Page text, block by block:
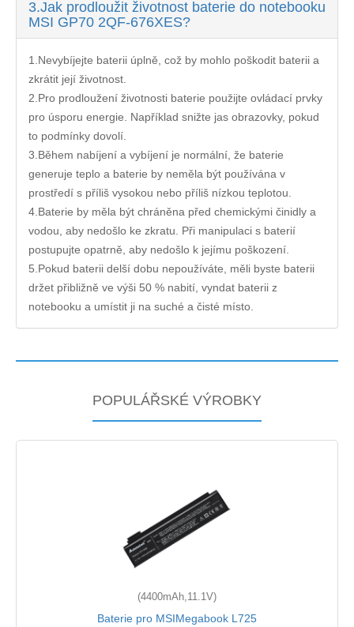
3.Jak prodloužit životnost baterie do notebooku
MSI GP70 2QF-676XES?
1.Nevybíjejte baterii úplně, což by mohlo poškodit baterii a
zkrátit její životnost.
2.Pro prodloužení životnosti baterie použijte ovládací prvky
pro úsporu energie. Například snižte jas obrazovky, pokud
to podmínky dovolí.
3.Během nabíjení a vybíjení je normální, že baterie
generuje teplo a baterie by neměla být používána v
prostředí s příliš vysokou nebo příliš nízkou teplotou.
4.Baterie by měla být chráněna před chemickými činidly a
vodou, aby nedošlo ke zkratu. Při manipulaci s baterií
postupujte opatrně, aby nedošlo k jejímu poškození.
5.Pokud baterii delší dobu nepoužíváte, měli byste baterii
držet přibližně ve výši 50 % nabití, vyndat baterii z
notebooku a umístit ji na suché a čisté místo.
POPULÁŘSKÉ VÝROBKY
(4400mAh,11.1V)
Baterie pro MSIMegabook L725